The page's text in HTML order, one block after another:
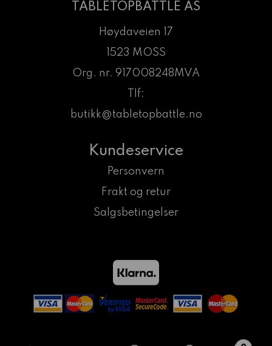
TABLETOPBATTLE AS
Høydaveien 17
1523 MOSS
Org. nr. 917008248MVA
Tlf:
butikk@tabletopbattle.no
Kundeservice
Personvern
Frakt og retur
Salgsbetingelser